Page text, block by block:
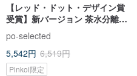
【レッド・ドット・デザイン賞
受賞】新バージョン 茶水分離マ
グネット式ティーカップ - 茶こし
付き コルクコースターセット
po-selected
5,542円 6,519円
Pinkoi限定